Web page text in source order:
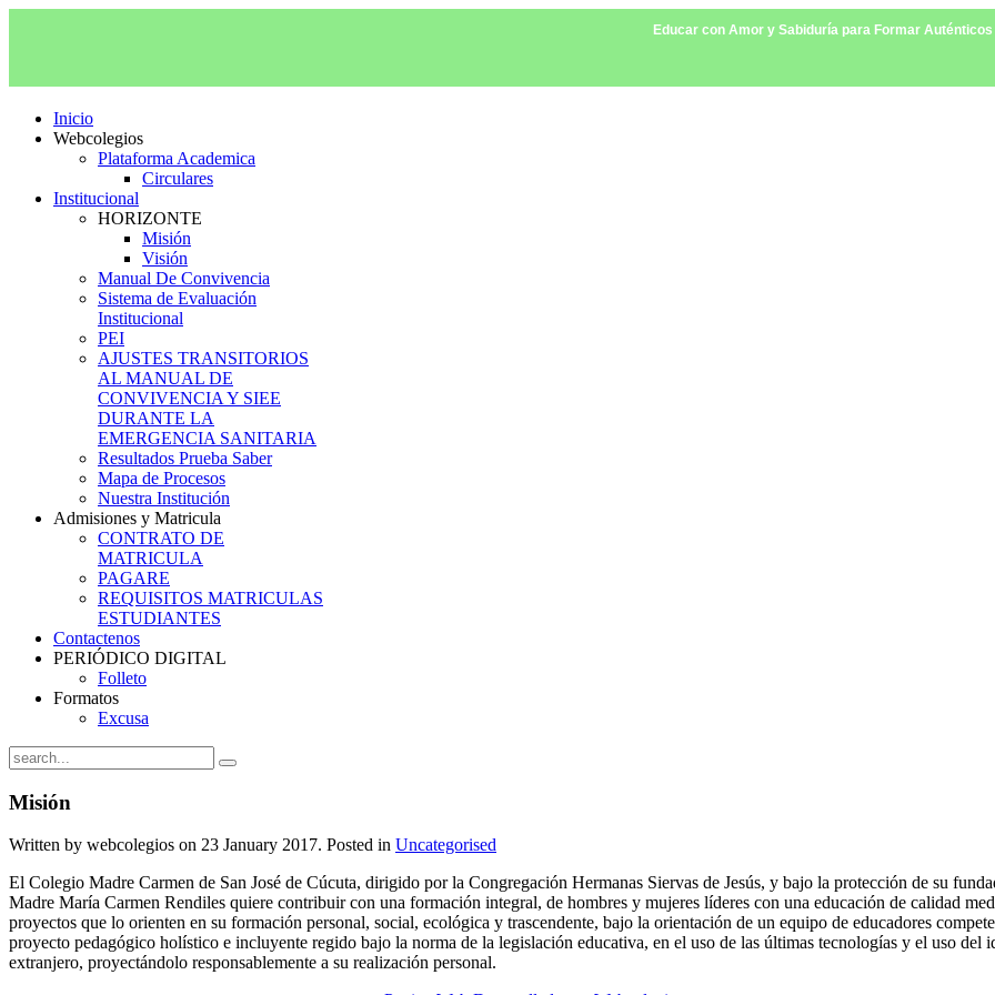
Educar con Amor y Sabiduría para Formar Auténticos
Inicio
Webcolegios
Plataforma Academica
Circulares
Institucional
HORIZONTE
Misión
Visión
Manual De Convivencia
Sistema de Evaluación
Institucional
PEI
AJUSTES TRANSITORIOS
AL MANUAL DE
CONVIVENCIA Y SIEE
DURANTE LA
EMERGENCIA SANITARIA
Resultados Prueba Saber
Mapa de Procesos
Nuestra Institución
Admisiones y Matricula
CONTRATO DE
MATRICULA
PAGARE
REQUISITOS MATRICULAS
ESTUDIANTES
Contactenos
PERIÓDICO DIGITAL
Folleto
Formatos
Excusa
Misión
Written by webcolegios on 23 January 2017. Posted in Uncategorised
El Colegio Madre Carmen de San José de Cúcuta, dirigido por la Congregación Hermanas Siervas de Jesús, y bajo la protección de su
Madre María Carmen Rendiles quiere contribuir con una formación integral, de hombres y mujeres líderes con una educación de calidad
proyectos que lo orienten en su formación personal, social, ecológica y trascendente, bajo la orientación de un equipo de educadores
proyecto pedagógico holístico e incluyente regido bajo la norma de la legislación educativa, en el uso de las últimas tecnologías y el uso del
extranjero, proyectándolo responsablemente a su realización personal.